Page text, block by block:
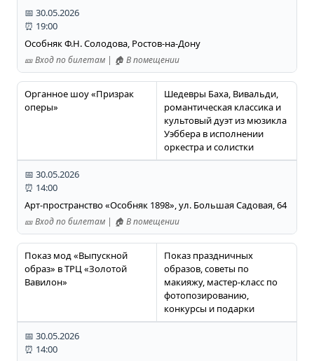
📅 30.05.2026
⏰ 19:00
Особняк Ф.Н. Солодова, Ростов-на-Дону
🎫 Вход по билетам | 🏠 В помещении
Органное шоу «Призрак
оперы»
Шедевры Баха, Вивальди,
романтическая классика и
культовый дуэт из мюзикла
Уэббера в исполнении
оркестра и солистки
📅 30.05.2026
⏰ 14:00
Арт-пространство «Особняк 1898», ул. Большая Садовая, 64
🎫 Вход по билетам | 🏠 В помещении
Показ мод «Выпускной
образ» в ТРЦ «Золотой
Вавилон»
Показ праздничных
образов, советы по
макияжу, мастер-класс по
фотопозированию,
конкурсы и подарки
📅 30.05.2026
⏰ 14:00